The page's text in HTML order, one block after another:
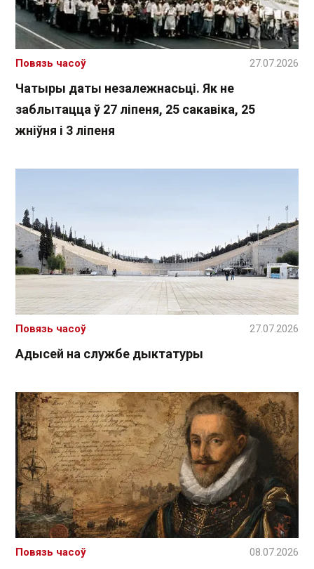
Чатыры даты незалежнасьці. Як не
заблытацца ў 27 ліпеня, 25 сакавіка, 25
жніўня і 3 ліпеня
Повязь часоў 27.07.2026
Адысей на службе дыктатуры
Повязь часоў 27.07.2026
Повязь часоў 08.07.2026